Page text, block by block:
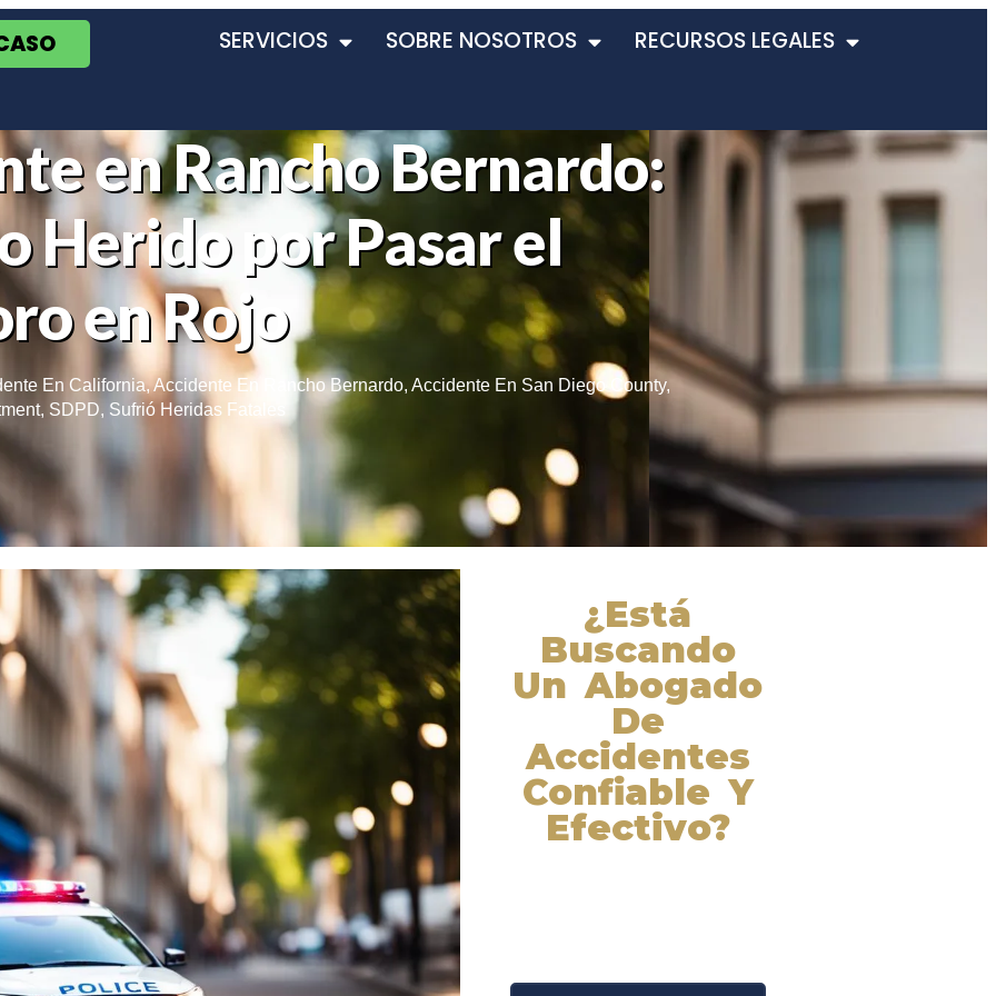
SERVICIOS SOBRE NOSOTROS RECURSOS LEGALES
en Rancho Bernardo:
Herido por Pasar el
en Rojo
En California,Accidente En Rancho Bernardo, Accidente En San Diego County,
, SDPD, Sufrió Heridas Fatales
¿Está
Buscando
Un Abogado
De
Accidentes
Confiable Y
Efectivo?